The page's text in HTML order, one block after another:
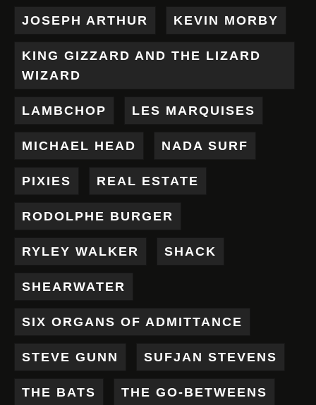
JOSEPH ARTHUR KEVIN MORBY
KING GIZZARD AND THE LIZARD
WIZARD
LAMBCHOP LES MARQUISES
MICHAEL HEAD NADA SURF
PIXIES REAL ESTATE
RODOLPHE BURGER
RYLEY WALKER SHACK
SHEARWATER
SIX ORGANS OF ADMITTANCE
STEVE GUNN SUFJAN STEVENS
THE BATS THE GO-BETWEENS